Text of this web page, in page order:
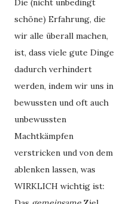
Die (nicht unbedingt
schöne) Erfahrung, die
wir alle überall machen,
ist, dass viele gute Dinge
dadurch verhindert
werden, indem wir uns in
bewussten und oft auch
unbewussten
Machtkämpfen
verstricken und von dem
ablenken lassen, was
WIRKLICH wichtig ist: